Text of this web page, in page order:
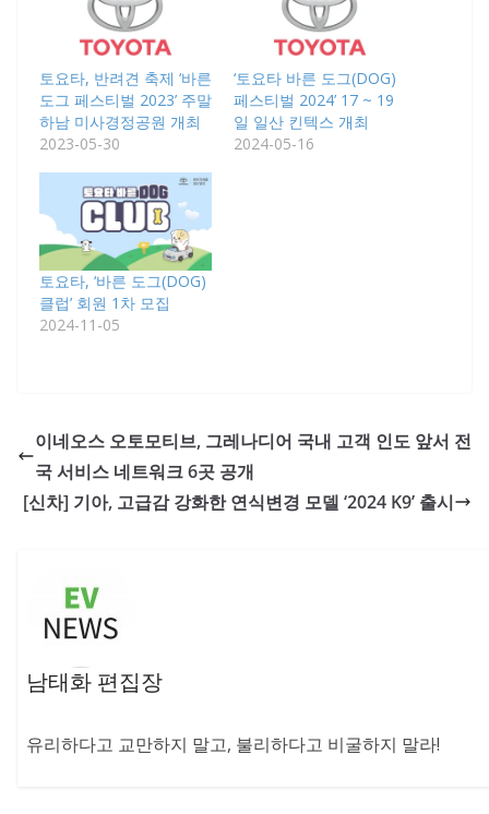
토요타, 반려견 축제 ‘바른
도그 페스티벌 2023’ 주말
하남 미사경정공원 개최
2023-05-30
‘토요타 바른 도그(DOG)
페스티벌 2024’ 17 ~ 19
일 일산 킨텍스 개최
2024-05-16
토요타, ‘바른 도그(DOG)
클럽’ 회원 1차 모집
2024-11-05
이네오스 오토모티브, 그레나디어 국내 고객 인도 앞서 전
국 서비스 네트워크 6곳 공개
[신차] 기아, 고급감 강화한 연식변경 모델 ‘2024 K9’ 출시
남태화 편집장
유리하다고 교만하지 말고, 불리하다고 비굴하지 말라!